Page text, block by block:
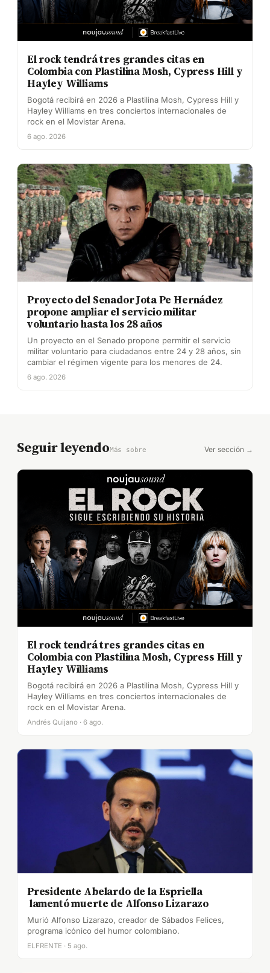
El rock tendrá tres grandes citas en
Colombia con Plastilina Mosh, Cypress Hill y
Hayley Williams
Bogotá recibirá en 2026 a Plastilina Mosh, Cypress Hill y
Hayley Williams en tres conciertos internacionales de
rock en el Movistar Arena.
6 ago. 2026
Proyecto del Senador Jota Pe Hernádez
propone ampliar el servicio militar
voluntario hasta los 28 años
Un proyecto en el Senado propone permitir el servicio
militar voluntario para ciudadanos entre 24 y 28 años, sin
cambiar el régimen vigente para los menores de 24.
6 ago. 2026
Seguir leyendoMás sobre Ver sección →
El rock tendrá tres grandes citas en
Colombia con Plastilina Mosh, Cypress Hill y
Hayley Williams
Bogotá recibirá en 2026 a Plastilina Mosh, Cypress Hill y
Hayley Williams en tres conciertos internacionales de
rock en el Movistar Arena.
Andrés Quijano · 6 ago.
Presidente Abelardo de la Espriella
lamentó muerte de Alfonso Lizarazo
Murió Alfonso Lizarazo, creador de Sábados Felices,
programa icónico del humor colombiano.
ELFRENTE · 5 ago.